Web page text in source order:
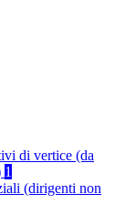
di vertice (da
1
(dirigenti non